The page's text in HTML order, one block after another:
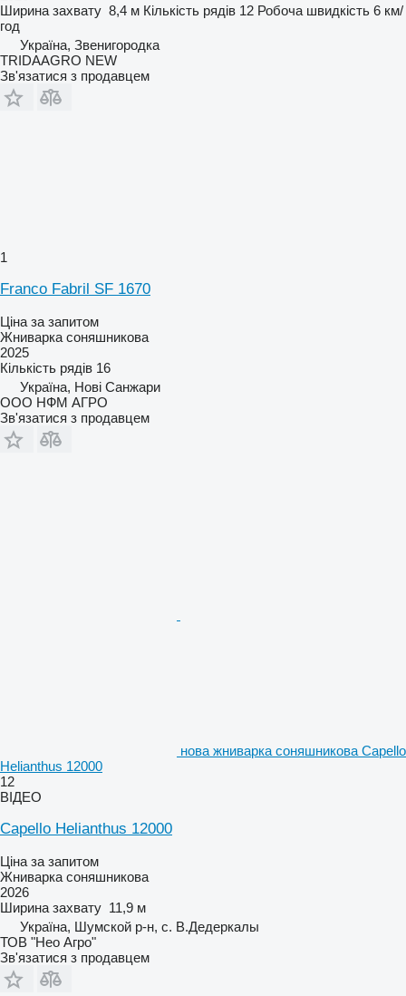
Ширина захвату 8,4 м Кількість рядів 12 Робоча швидкість 6 км/
год
Україна, Звенигородка
TRIDAAGRO NEW
Зв'язатися з продавцем
1
Franco Fabril SF 1670
Ціна за запитом
Жниварка соняшникова
2025
Кількість рядів 16
Україна, Нові Санжари
ООО НФМ АГРО
Зв'язатися з продавцем
нова жниварка соняшникова Capello
Helianthus 12000
12
ВІДЕО
Capello Helianthus 12000
Ціна за запитом
Жниварка соняшникова
2026
Ширина захвату 11,9 м
Україна, Шумской р-н, с. В.Дедеркалы
ТОВ "Нео Агро"
Зв'язатися з продавцем